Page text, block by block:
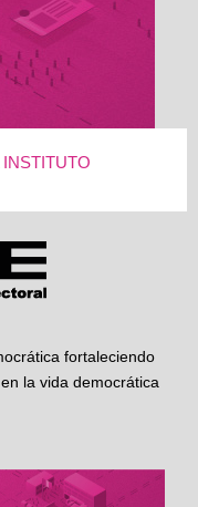
fortaleciendo
la vida democrática